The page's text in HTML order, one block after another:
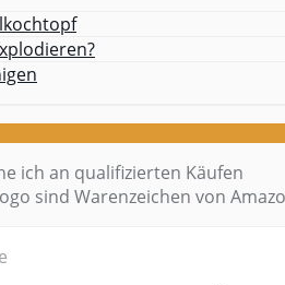
ich an qualifizierten Käufen
sind Warenzeichen von